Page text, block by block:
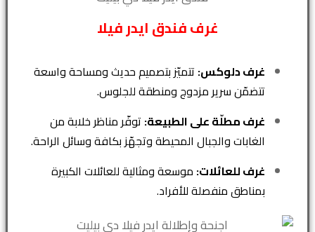
غرف فندق ايدر فيلا
غرف دلوكس: تتميّز بتصميم حديث ومساحة واسعة
تتضمّن سرير مزدوج ومنطقة للجلوس.
غرف مطلّة على الطبيعة: توفّر مناظر خلابة من
الغابات والجبال المحيطة وتجهّز بكافة وسائل الراحة.
غرف للعائلات: موسعة ومثالية للعائلات الكبيرة
بمناطق منفصلة للأفراد.